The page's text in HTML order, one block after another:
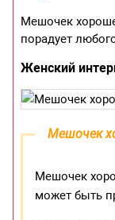
Мешочек
порадует
Женский
Мешочек
Мешочек
может быть